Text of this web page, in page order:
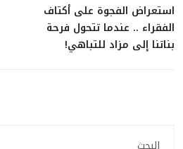
استعراض الفجوة على أكتاف
الفقراء .. عندما تتحول فرحة
بناتنا إلى مزاد للتباهي!